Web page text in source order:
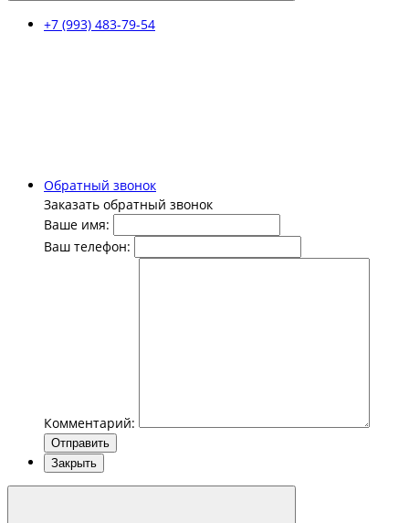
+7 (993) 483-79-54
Обратный звонок
Заказать обратный звонок
Ваше имя:
Ваш телефон:
Комментарий:
Отправить
Закрыть